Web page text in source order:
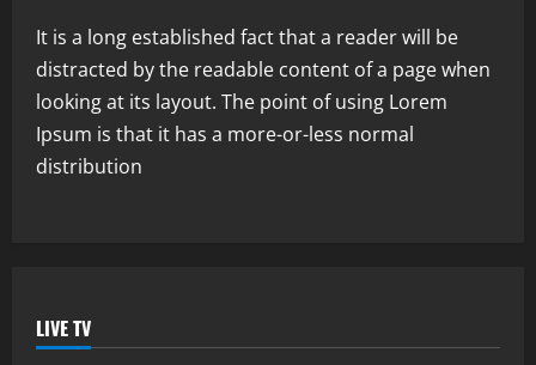
It is a long established fact that a reader will be
distracted by the readable content of a page when
looking at its layout. The point of using Lorem
Ipsum is that it has a more-or-less normal
distribution
LIVE TV